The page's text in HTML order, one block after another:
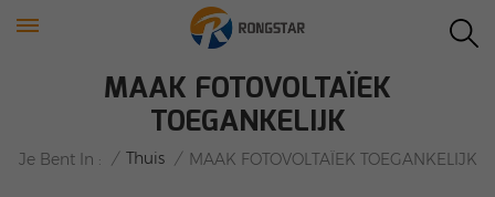
MAAK FOTOVOLTAÏEK
TOEGANKELIJK
Je Bent In : / Thuis / MAAK FOTOVOLTAÏEK TOEGANKELIJK